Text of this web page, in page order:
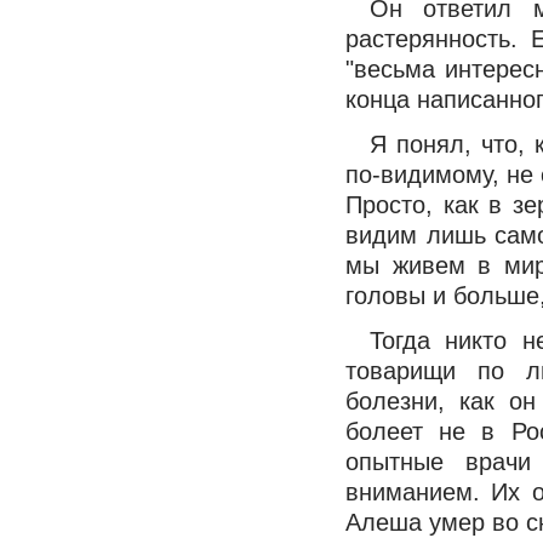
Он ответил
"весьма
конца
Я понял, что,
по-видимому, не
Просто, как в
видим лишь
мы живем в
головы и
Тогда никто
товарищи по
болезни, как
болеет не в
опытные
вниманием. Их
Алеша умер во